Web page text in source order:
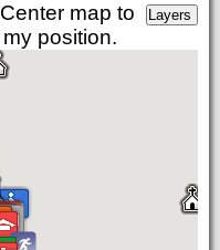
Center map to
my position.